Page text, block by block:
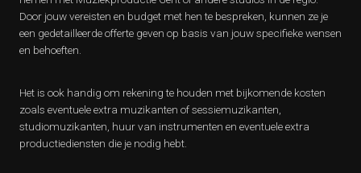
Door jouw vereisten en budget met hen te bespreken, kunnen ze je
een gedetailleerde offerte geven op basis van jouw specifieke wensen
en behoeften.
Het is ook handig om rekening te houden met bijkomende kosten
zoals eventuele extra muzikanten of sessiemuzikanten,
studiomuzikanten, huur van instrumenten en eventuele extra
productiediensten die je nodig hebt.